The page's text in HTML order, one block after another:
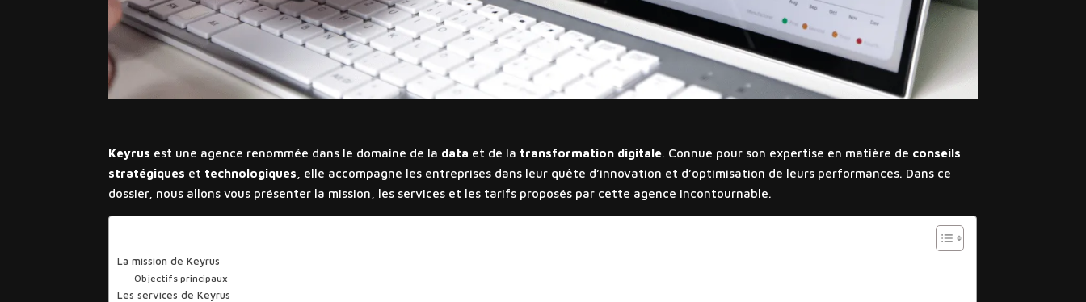
Keyrus est une agence renommée dans le domaine de la data et de la transformation digitale. Connue pour son expertise en matière de conseils
stratégiques et technologiques , elle accompagne les entreprises dans leur quête d’innovation et d’optimisation de leurs performances. Dans ce
dossier, nous allons vous présenter la mission, les services et les tarifs proposés par cette agence incontournable.
La mission de Keyrus
Objectifs principaux
Les services de Keyrus